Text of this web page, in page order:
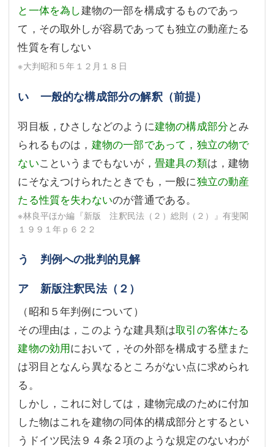
と一体を為し建物の一部を構成するものであっ
て，その取外しが容易であっても独立の動産たる
性質を有しない
※大判昭和５年１２月１８日
い 一般的な構成部分の解釈（前提）
羽目板，ひさしなどのように建物の構成部分とみ
られるものは， 建物の一部であって，独立の物で
ないこというまでもないが， 畳建具の類は，建物
にそなえつけられたときでも，一般に独立の動産
たる性質を失わないのが普通である。
※林良平ほか編『新版 注釈民法（２）総則（２）』有斐閣
１９９１年ｐ６２２
う 判例への批判的見解
ア 新版注釈民法（２）
（昭和５年判例について）
その理由は，このような建具類は取引の客体たる
建物の効用において，その外部を構成する壁また
は羽目となんら異なるところがない点に求められ
る。
しかし，これに対しては，建物完成のために付加
した物はこれを建物の同体的構成部分とするとい
うドイツ民法９４条２項のような規定のないわが